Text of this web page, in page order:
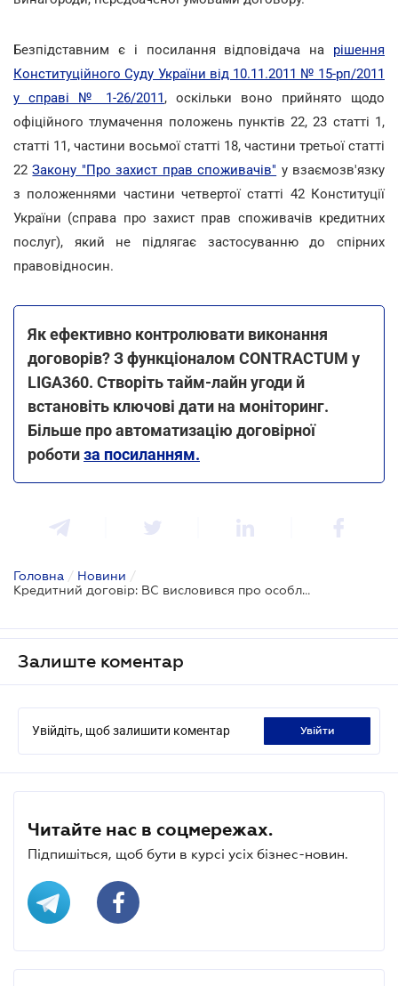
Безпідставним є і посилання відповідача на рішення
Конституційного Суду України від 10.11.2011 № 15-рп/2011
у справі № 1-26/2011, оскільки воно прийнято щодо
офіційного тлумачення положень пунктів 22, 23 статті 1,
статті 11, частини восьмої статті 18, частини третьої статті
22Закону "Про захист прав споживачів" у взаємозв'язку
з положеннями частини четвертої статті 42 Конституції
України (справа про захист прав споживачів кредитних
послуг), який не підлягає застосуванню до спірних
правовідносин.
Як ефективно контролювати виконання
договорів? З функціоналом CONTRACTUM у
LIGA360. Створіть тайм-лайн угоди й
встановіть ключові дати на моніторинг.
Більше про автоматизацію договірної
роботиза посиланням.
Головна / Новини /
Кредитний договір: ВС висловився про особливості сплати винагороди банку
Залиште коментар
Увійдіть, щоб залишити коментар увійти
Читайте нас в соцмережах.
Підпишіться, щоб бути в курсі усіх бізнес-новин.